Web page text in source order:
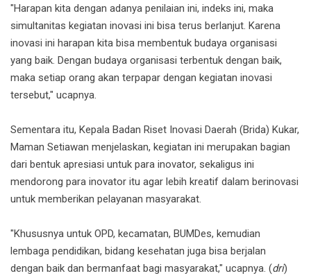
"Harapan kita dengan adanya penilaian ini, indeks ini, maka
simultanitas kegiatan inovasi ini bisa terus berlanjut. Karena
inovasi ini harapan kita bisa membentuk budaya organisasi
yang baik. Dengan budaya organisasi terbentuk dengan baik,
maka setiap orang akan terpapar dengan kegiatan inovasi
tersebut," ucapnya.
Sementara itu, Kepala Badan Riset Inovasi Daerah (Brida) Kukar,
Maman Setiawan menjelaskan, kegiatan ini merupakan bagian
dari bentuk apresiasi untuk para inovator, sekaligus ini
mendorong para inovator itu agar lebih kreatif dalam berinovasi
untuk memberikan pelayanan masyarakat.
"Khususnya untuk OPD, kecamatan, BUMDes, kemudian
lembaga pendidikan, bidang kesehatan juga bisa berjalan
dengan baik dan bermanfaat bagi masyarakat," ucapnya. (dri)